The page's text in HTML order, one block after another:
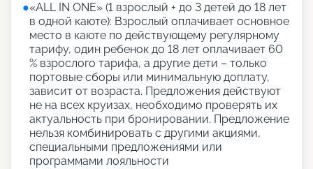
●«АLL IN ONE» (1 взрослый + до 3 детей до 18 лет
в одной каюте): Взрослый оплачивает основное
место в каюте по действующему регулярному
тарифу, один ребенок до 18 лет оплачивает 60
% взрослого тарифа, а другие дети – только
портовые сборы или минимальную доплату,
зависит от возраста. Предложения действуют
не на всех круизах, необходимо проверять их
актуальность при бронировании. Предложение
нельзя комбинировать с другими акциями,
специальными предложениями или
программами лояльности